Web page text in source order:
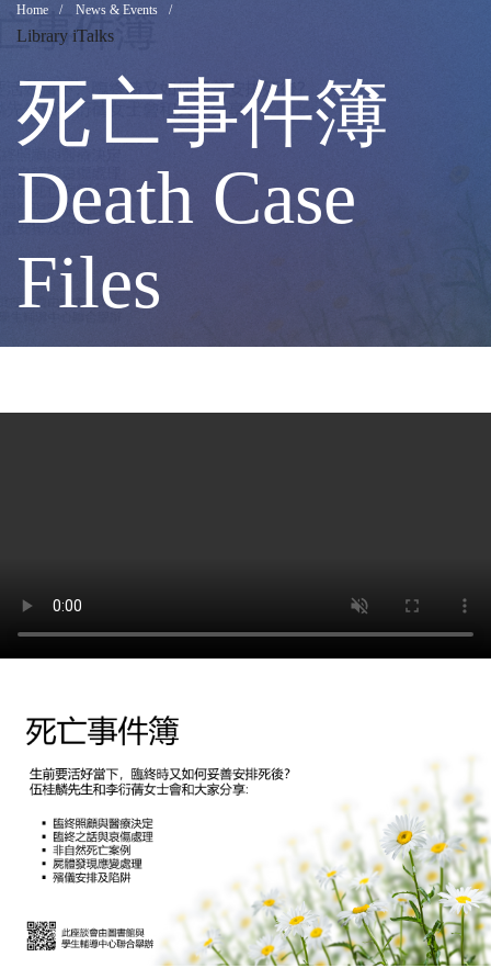
死
亡
事
件
簿
Death
Files
Breadcrumb
Home News & Events
Library iTalks
死亡事件簿
Death Case
Files